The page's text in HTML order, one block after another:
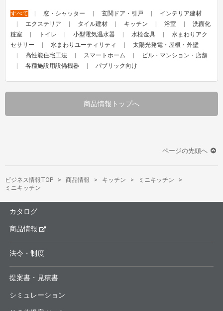
すべて 窓・シャッター 玄関ドア・引戸
インテリア建材
エクステリア
タイル建材 キッチン 浴室
洗面化
粧室
トイレ 小型電気温水器 水栓金具
水まわりアク
セサリー
水まわりユーティリティ
太陽光発電・屋根・外壁
高性能住宅工法
スマートホーム
ビル・マンション・店舗
各種施設用設備機器
パブリック向け
商品情報トップへ
ページの先頭へ
ビジネス情報TOP 商品情報 キッチン
ミニキッチン
ミニキッチン
カタログ
商品情報
法令・制度
提案書・見積書
シミュレーション